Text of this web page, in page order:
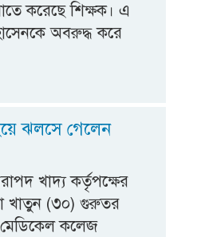
করেছে শিক্ষক। এ
অবরুদ্ধ করে
ঝলসে গেলেন
খাদ্য কর্তৃপক্ষের
খাতুন (৩০) গুরুতর
কলেজ